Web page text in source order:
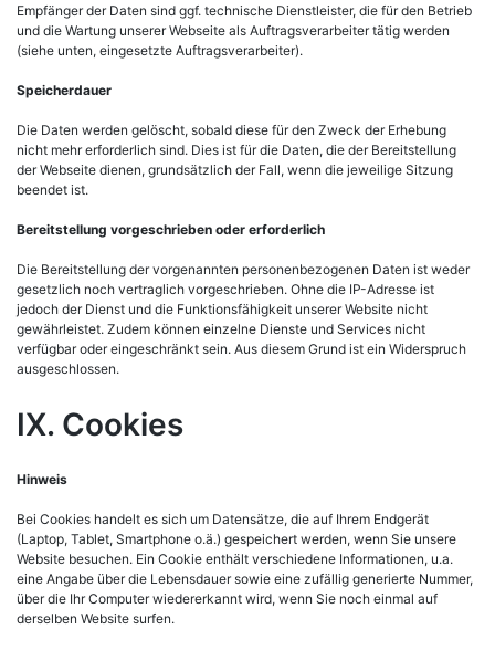
Empfänger der Daten sind ggf. technische Dienstleister, die für den Betrieb
und die Wartung unserer Webseite als Auftragsverarbeiter tätig werden
(siehe unten, eingesetzte Auftragsverarbeiter).
Speicherdauer
Die Daten werden gelöscht, sobald diese für den Zweck der Erhebung
nicht mehr erforderlich sind. Dies ist für die Daten, die der Bereitstellung
der Webseite dienen, grundsätzlich der Fall, wenn die jeweilige Sitzung
beendet ist.
Bereitstellung vorgeschrieben oder erforderlich
Die Bereitstellung der vorgenannten personenbezogenen Daten ist weder
gesetzlich noch vertraglich vorgeschrieben. Ohne die IP-Adresse ist
jedoch der Dienst und die Funktionsfähigkeit unserer Website nicht
gewährleistet. Zudem können einzelne Dienste und Services nicht
verfügbar oder eingeschränkt sein. Aus diesem Grund ist ein Widerspruch
ausgeschlossen.
IX. Cookies
Hinweis
Bei Cookies handelt es sich um Datensätze, die auf Ihrem Endgerät
(Laptop, Tablet, Smartphone o.ä.) gespeichert werden, wenn Sie unsere
Website besuchen. Ein Cookie enthält verschiedene Informationen, u.a.
eine Angabe über die Lebensdauer sowie eine zufällig generierte Nummer,
über die Ihr Computer wiedererkannt wird, wenn Sie noch einmal auf
derselben Website surfen.